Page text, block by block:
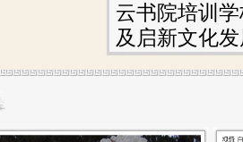
云书院培训
及启新文化